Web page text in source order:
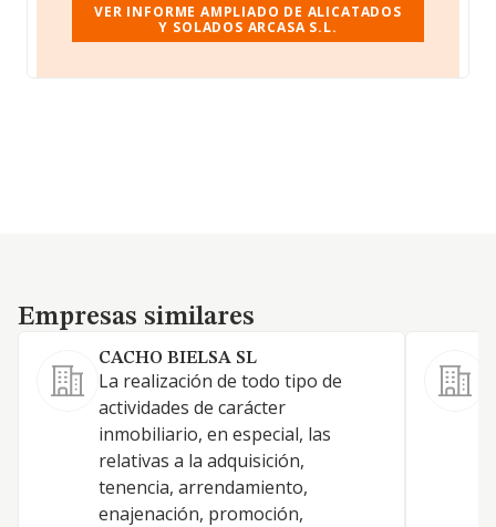
VER INFORME AMPLIADO DE ALICATADOS
Y SOLADOS ARCASA S.L.
Empresas similares
Empresas similares
CACHO BIELSA SL
La realización de todo tipo de
actividades de carácter
inmobiliario, en especial, las
relativas a la adquisición,
tenencia, arrendamiento,
enajenación, promoción,